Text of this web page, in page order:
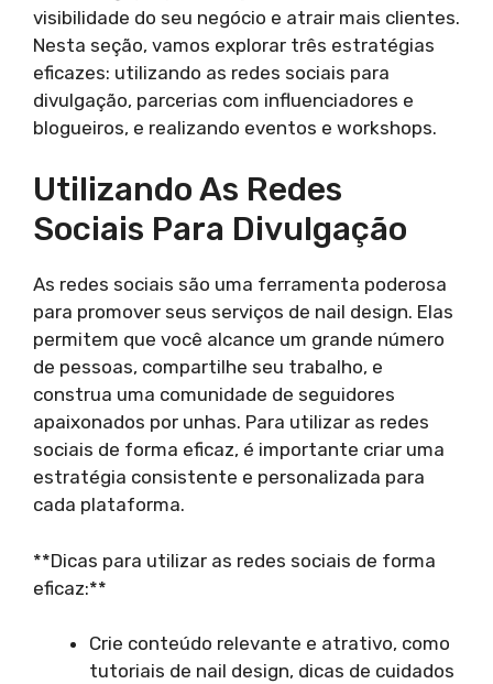
visibilidade do seu negócio e atrair mais clientes.
Nesta seção, vamos explorar três estratégias
eficazes: utilizando as redes sociais para
divulgação, parcerias com influenciadores e
blogueiros, e realizando eventos e workshops.
Utilizando As Redes
Sociais Para Divulgação
As redes sociais são uma ferramenta poderosa
para promover seus serviços de nail design. Elas
permitem que você alcance um grande número
de pessoas, compartilhe seu trabalho, e
construa uma comunidade de seguidores
apaixonados por unhas. Para utilizar as redes
sociais de forma eficaz, é importante criar uma
estratégia consistente e personalizada para
cada plataforma.
**Dicas para utilizar as redes sociais de forma
eficaz:**
Crie conteúdo relevante e atrativo, como
tutoriais de nail design, dicas de cuidados